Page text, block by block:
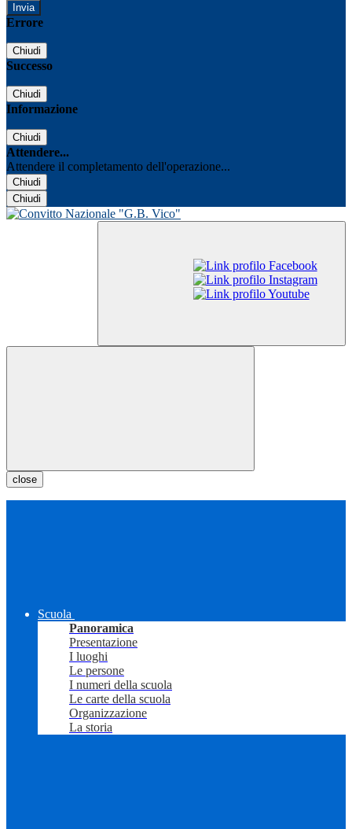
Errore
Chiudi
Successo
Chiudi
Informazione
Chiudi
Attendere...
Attendere il completamento dell'operazione...
Chiudi
Chiudi
close
Scuola
Panoramica
Presentazione
I luoghi
Le persone
I numeri della scuola
Le carte della scuola
Organizzazione
La storia